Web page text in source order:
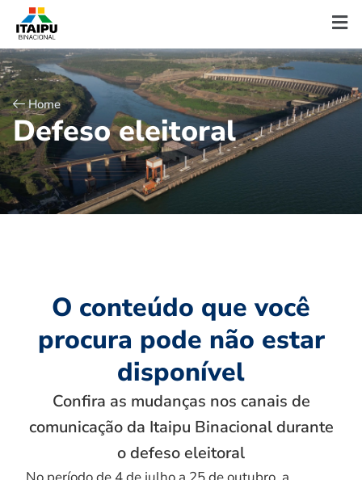
Home
Defeso eleitoral
O conteúdo que você
procura pode não estar
disponível
Confira as mudanças nos canais de
comunicação da Itaipu Binacional durante
o defeso eleitoral